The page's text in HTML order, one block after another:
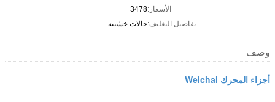
الأسعار:3478
تفاصيل التغليف:حالات خشبية
وصف
أجزاء المحرك Weichai